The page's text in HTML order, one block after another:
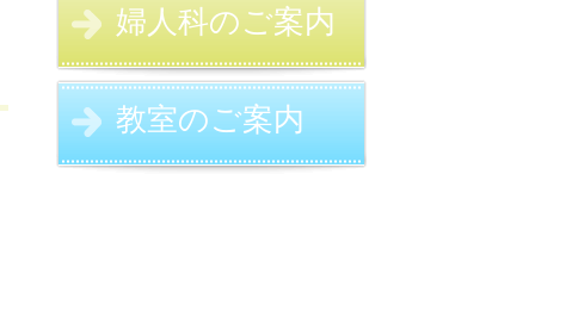
婦人科のご案内
教室のご案内